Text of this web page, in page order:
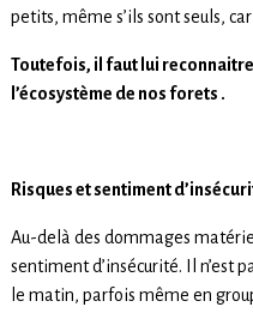
petits, même s’ils sont seuls,
Toutefois, il faut lui
l’écosystème de nos forets .
Risques et sentiment
Au-delà des dommages
sentiment d’insécurité. Il n’est
le matin, parfois même en